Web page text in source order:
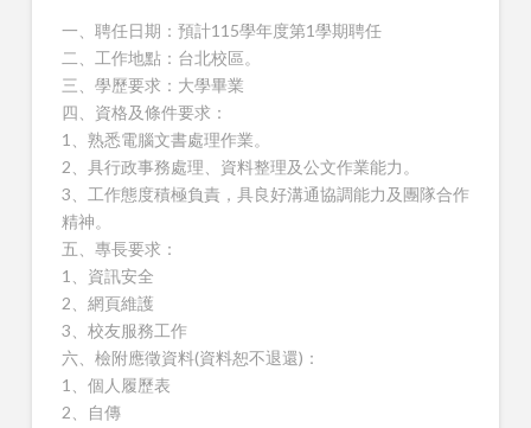
一、聘任日期：預計115學年度第1學期聘任
二、工作地點：台北校區。
三、學歷要求：大學畢業
四、資格及條件要求：
1、熟悉電腦文書處理作業。
2、具行政事務處理、資料整理及公文作業能力。
3、工作態度積極負責，具良好溝通協調能力及團隊合作
精神。
五、專長要求：
1、資訊安全
2、網頁維護
3、校友服務工作
六、檢附應徵資料(資料恕不退還)：
1、個人履歷表
2、自傳